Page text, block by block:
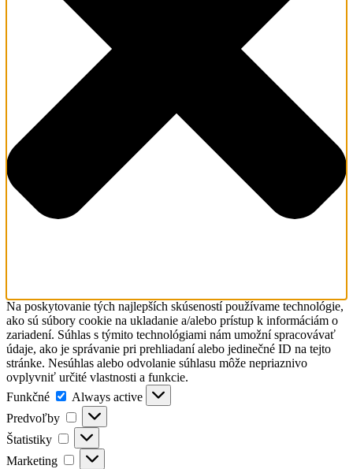
Na poskytovanie tých najlepších skúseností používame technológie,
ako sú súbory cookie na ukladanie a/alebo prístup k informáciám o
zariadení. Súhlas s týmito technológiami nám umožní spracovávať
údaje, ako je správanie pri prehliadaní alebo jedinečné ID na tejto
stránke. Nesúhlas alebo odvolanie súhlasu môže nepriaznivo
ovplyvniť určité vlastnosti a funkcie.
Funkčné
Funkčné
Always active
Predvoľby
Predvoľby
Štatistiky Štatistiky
Marketing Marketing